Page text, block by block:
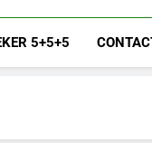
5+5+5